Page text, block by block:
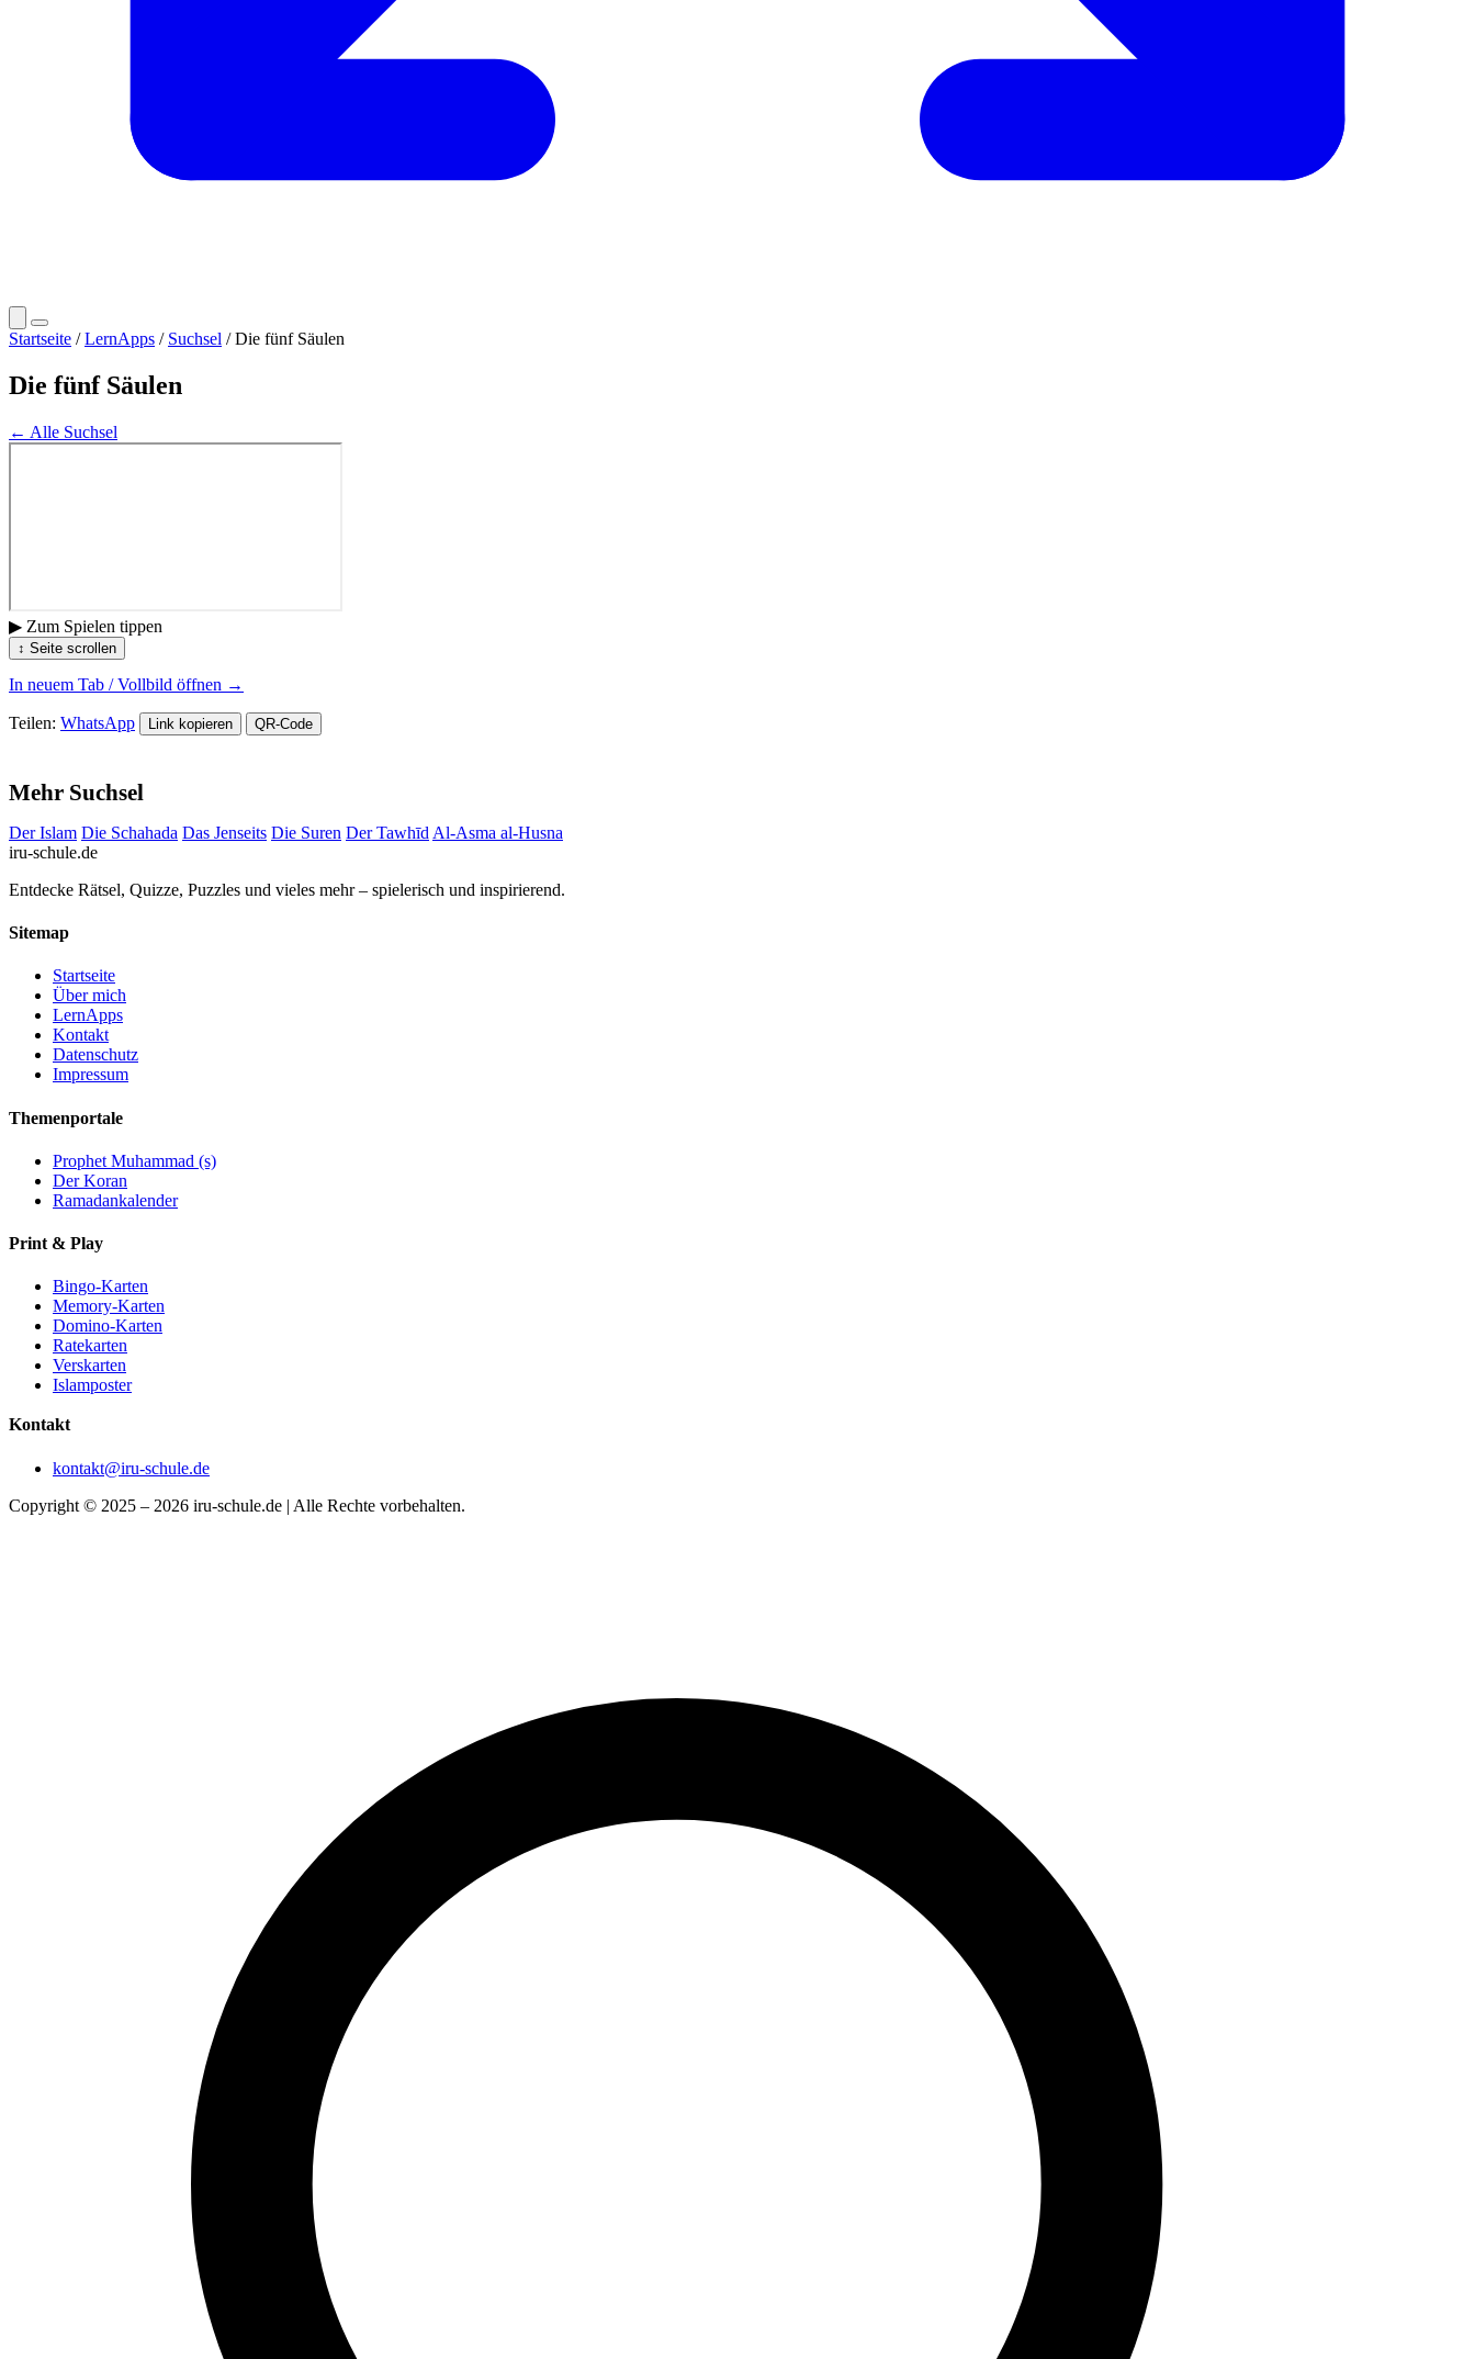
Startseite /LernApps / Suchsel / Die fünf Säulen
Die fünf Säulen
← Alle Suchsel
▶ Zum Spielen tippen
↕ Seite scrollen
In neuem Tab / Vollbild öffnen →
Teilen: WhatsApp Link kopieren QR-Code
Mehr Suchsel
Der Islam Die Schahada Das Jenseits Die Suren Der Tawhīd Al-Asma al-Husna
iru-schule.de
Entdecke Rätsel, Quizze, Puzzles und vieles mehr – spielerisch und inspirierend.
Sitemap
Startseite
Über mich
LernApps
Kontakt
Datenschutz
Impressum
Themenportale
Prophet Muhammad (s)
Der Koran
Ramadankalender
Print & Play
Bingo-Karten
Memory-Karten
Domino-Karten
Ratekarten
Verskarten
Islamposter
Kontakt
kontakt@iru-schule.de
Copyright © 2025 – 2026 iru-schule.de | Alle Rechte vorbehalten.